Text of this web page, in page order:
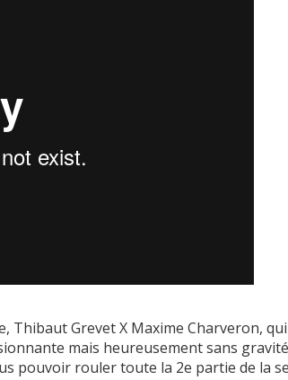
Thibaut Grevet X Maxime Charveron,
mais heureusement sans
pouvoir rouler toute la 2e partie de la